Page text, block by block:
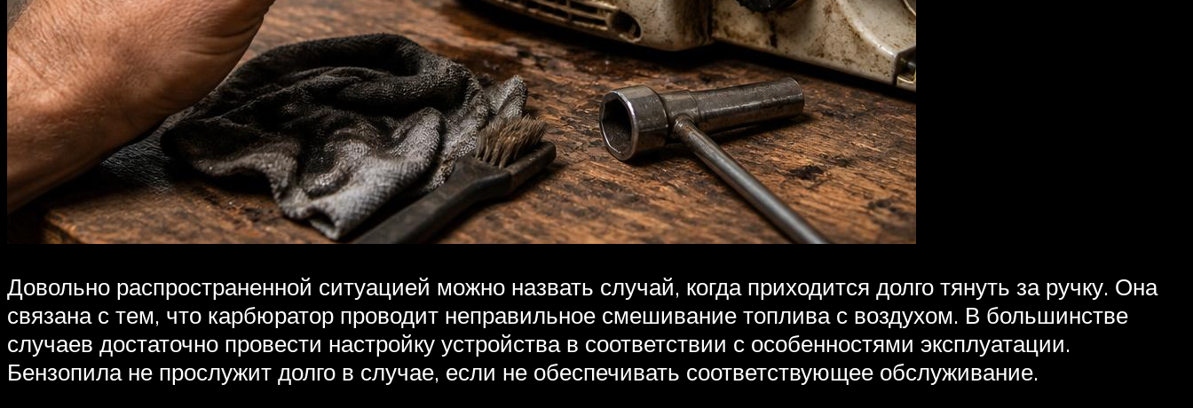
Довольно распространенной ситуацией можно назвать случай, когда приходится долго тянуть за ручку. Она
связана с тем, что карбюратор проводит неправильное смешивание топлива с воздухом. В большинстве
случаев достаточно провести настройку устройства в соответствии с особенностями эксплуатации.
Бензопила не прослужит долго в случае, если не обеспечивать соответствующее обслуживание.